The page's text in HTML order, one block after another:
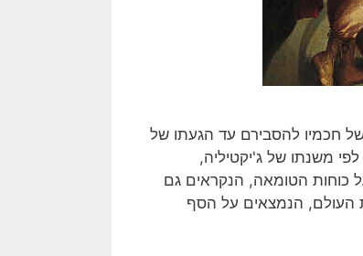
חכמיו להסבירם עד הגעתו של
משנתו של ג'יקטיליה,
כוחות הטומאה, הנקראים גם
העולם, הנמצאים על הסף